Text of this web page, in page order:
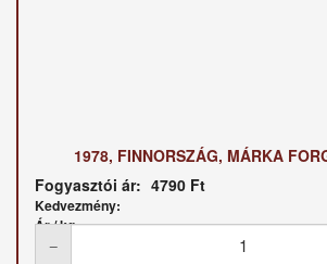
1978, FINNORSZÁG, MÁRKA
Fogyasztói ár: 4790 Ft
Kedvezmény:
Ár / kg: